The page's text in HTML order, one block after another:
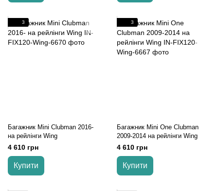
3
Багажник Mini Clubman 2016-
на рейлінги Wing
4 610 грн
Купити
3
Багажник Mini One Clubman
2009-2014 на рейлінги Wing
4 610 грн
Купити